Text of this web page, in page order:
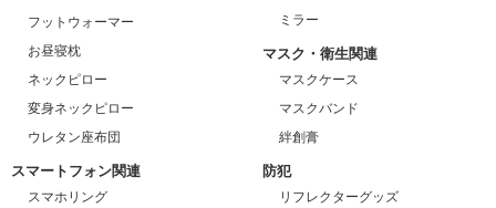
フットウォーマー
お昼寝枕
ネックピロー
変身ネックピロー
ウレタン座布団
スマートフォン関連
スマホリング
ミラー
マスク・衛生関連
マスクケース
マスクバンド
絆創膏
防犯
リフレクターグッズ